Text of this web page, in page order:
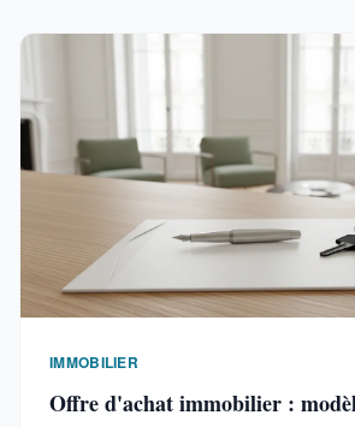
IMMOBILIER
Offre d'achat immobilier :